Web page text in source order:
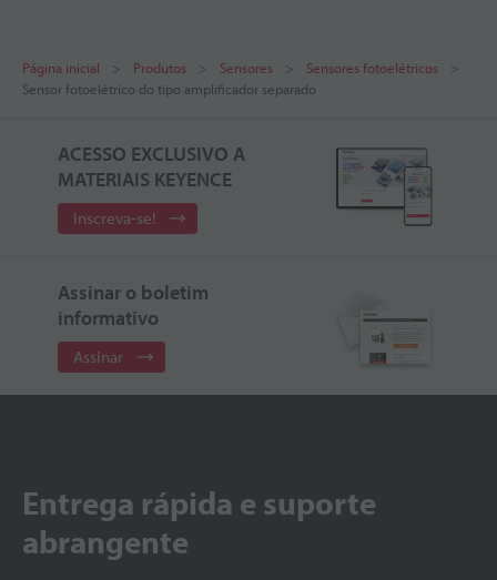
Página inicial Produtos Sensores
Sensores fotoelétricos
Sensor fotoelétrico do tipo amplificador separado
ACESSO EXCLUSIVO A
MATERIAIS KEYENCE
Inscreva-se!
Assinar o boletim
informativo
Assinar
Entrega rápida e suporte
abrangente